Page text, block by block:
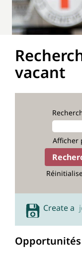
vacant
Afficher
Create a